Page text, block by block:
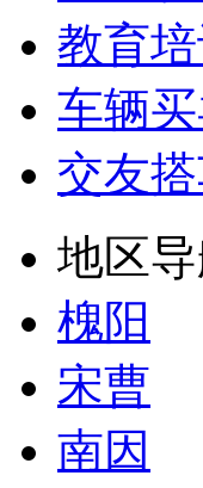
教育培
车辆
交友
地区
槐阳
宋曹
南因